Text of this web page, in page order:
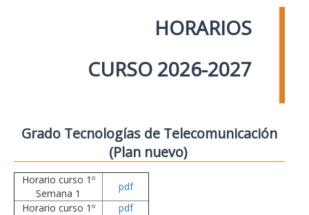
HORARIOS
CURSO 2026-2027
Grado Tecnologías de Telecomunicación
(Plan nuevo)
Horario curso 1º
Semana 1
pdf
Horario curso 1º
pdf